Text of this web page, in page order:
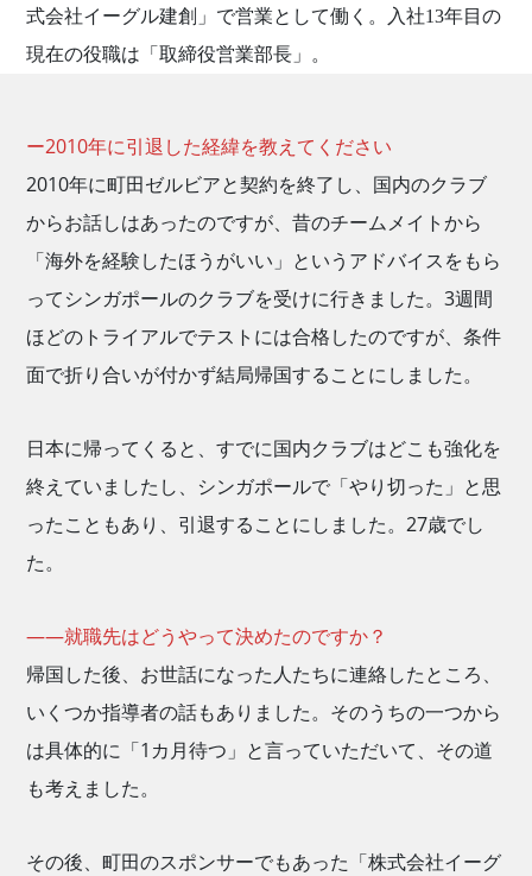
式会社イーグル建創」で営業として働く。入社13年目の
現在の役職は「取締役営業部長」。
ー2010年に引退した経緯を教えてください
2010年に町田ゼルビアと契約を終了し、国内のクラブ
からお話しはあったのですが、昔のチームメイトから
「海外を経験したほうがいい」というアドバイスをもら
ってシンガポールのクラブを受けに行きました。3週間
ほどのトライアルでテストには合格したのですが、条件
面で折り合いが付かず結局帰国することにしました。
日本に帰ってくると、すでに国内クラブはどこも強化を
終えていましたし、シンガポールで「やり切った」と思
ったこともあり、引退することにしました。27歳でし
た。
——就職先はどうやって決めたのですか？
帰国した後、お世話になった人たちに連絡したところ、
いくつか指導者の話もありました。そのうちの一つから
は具体的に「1カ月待つ」と言っていただいて、その道
も考えました。
その後、町田のスポンサーでもあった「株式会社イーグ